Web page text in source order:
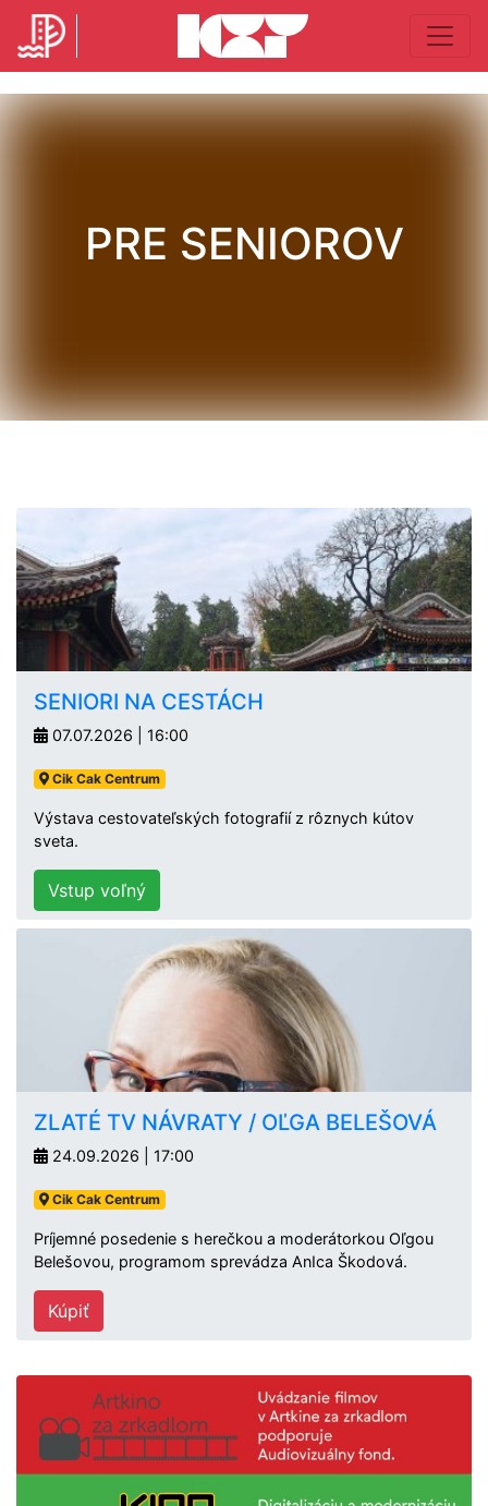
PRE SENIOROV
SENIORI NA CESTÁCH
07.07.2026 | 16:00
Cik Cak Centrum
Výstava cestovateľských fotografií z rôznych kútov
sveta.
Vstup voľný
ZLATÉ TV NÁVRATY / OĽGA BELEŠOVÁ
24.09.2026 | 17:00
Cik Cak Centrum
Príjemné posedenie s herečkou a moderátorkou Oľgou
Belešovou, programom sprevádza AnIca Škodová.
Kúpiť